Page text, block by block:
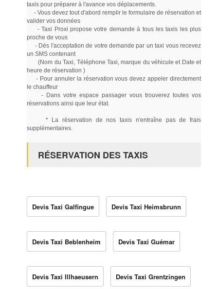
taxis pour préparer à l'avance vos déplacements.
- Vous devez tout d'abord remplir le formulaire de réservation et
valider vos données
- Taxi Proxi propose votre demande à tous les taxis les plus
proche de vous
- Dés l'acceptation de votre demande par un taxi vous recevez
un SMS contenant
(Nom du Taxi, Téléphone Taxi, marque du véhicule et Date et
heure de réservation )
- Pour annuler la réservation vous devez appeler directement
le chauffeur
- Dans votre espace passager vous trouverez toutes vos
réservations ainsi que leur état.
* La réservation de nos taxis n'entraîne pas de frais
supplémentaires.
RÉSERVATION DES TAXIS
Devis Taxi Galfingue Devis Taxi Heimsbrunn
Devis Taxi Beblenheim Devis Taxi Guémar
Devis Taxi Illhaeusern Devis Taxi Grentzingen